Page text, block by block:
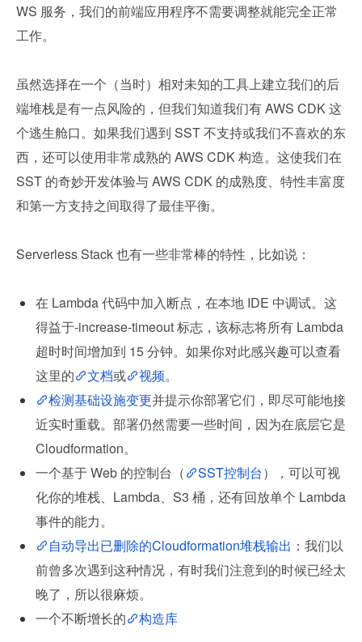
WS 服务，我们的前端应用程序不需要调整就能完全正常
工作。
虽然选择在一个（当时）相对未知的工具上建立我们的后
端堆栈是有一点风险的，但我们知道我们有 AWS CDK 这
个逃生舱口。如果我们遇到 SST 不支持或我们不喜欢的东
西，还可以使用非常成熟的 AWS CDK 构造。这使我们在
SST 的奇妙开发体验与 AWS CDK 的成熟度、特性丰富度
和第一方支持之间取得了最佳平衡。
Serverless Stack 也有一些非常棒的特性，比如说：
在 Lambda 代码中加入断点，在本地 IDE 中调试。这
得益于-increase-timeout 标志，该标志将所有 Lambda
超时时间增加到 15 分钟。如果你对此感兴趣可以查看
这里的
文档或 视频。
检测基础设施变更并提示你部署它们，即尽可能地接
近实时重载。部署仍然需要一些时间，因为在底层它是
Cloudformation。
一个基于 Web 的控制台（
SST控制台），可以可视
化你的堆栈、Lambda、S3 桶，还有回放单个 Lambda
事件的能力。
自动导出已删除的Cloudformation堆栈输出 ：我们以
前曾多次遇到这种情况，有时我们注意到的时候已经太
晚了，所以很麻烦。
一个不断增长的
构造库